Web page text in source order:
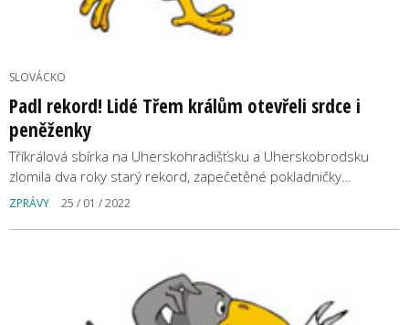
SLOVÁCKO
Padl rekord! Lidé Třem králům otevřeli srdce i
peněženky
Tříkrálová sbírka na Uherskohradišťsku a Uherskobrodsku
zlomila dva roky starý rekord, zapečetěné pokladničky…
ZPRÁVY 25 / 01 / 2022